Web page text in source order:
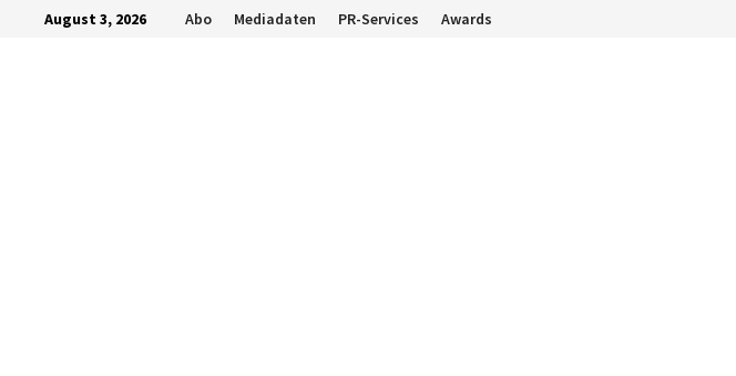
ZurückAugust 3, 2026 Abo Mediadaten PR-Services Awards